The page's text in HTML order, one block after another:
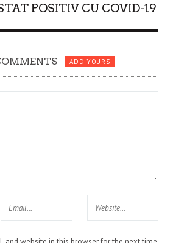
POSITIV CU COVID-19
ADD YOURS